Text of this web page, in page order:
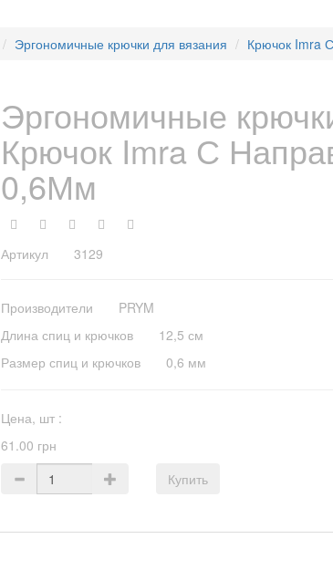
Эргономичные крючки для вязания Крючок Imra
Эргономичные
Крючок Imra С
0,6Мм
Артикул 3129
Производители PRYM
Длина спиц и крючков 12,5 см
Размер спиц и крючков 0,6 мм
Цена, шт :
61.00 грн
Купить